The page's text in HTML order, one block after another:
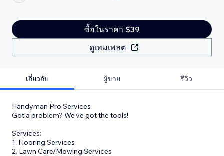
ซื้อในราคา $39
ดูเทมเพลต
เกี่ยวกับ ผู้ขาย รีวิว
Handyman Pro Services
Got a problem? We’ve got the tools!
Services:
1. Flooring Services
2. Lawn Care/Mowing Services